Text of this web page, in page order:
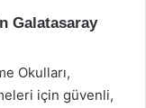
Galatasaray
Okulları,
için güvenli,